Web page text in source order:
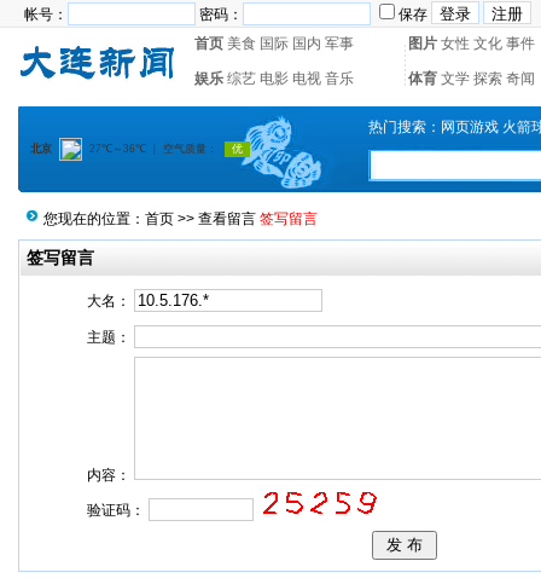
帐号： 密码：
保存
首页 美食 国际 国内 军事 图片 女性 文化 事件
娱乐 综艺 电影 电视 音乐 体育 文学 探索 奇闻
热门搜索： 网页游戏 火箭
您现在的位置： 首页 >> 查看留言 签写留言
签写留言
大名：
主题：
内容：
验证码：